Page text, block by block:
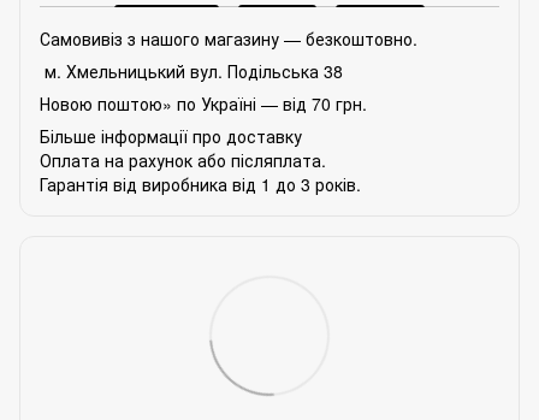
Самовивіз з нашого магазину — безкоштовно.
м. Хмельницький вул. Подільська 38
Новою поштою» по Україні — від 70 грн.
Більше інформації про доставку
Оплата на рахунок або післяплата.
Гарантія від виробника від 1 до 3 років.